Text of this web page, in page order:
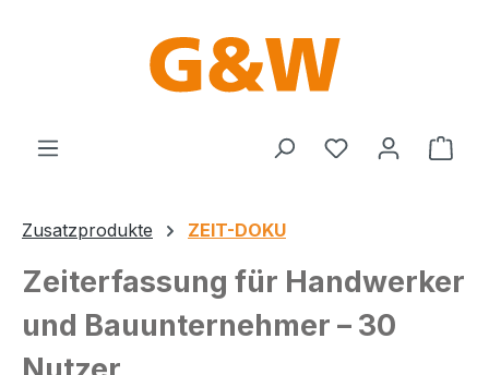
Du hast 0
Zusatzprodukte ZEIT-DOKU
Zeiterfassung für Handwerker
und Bauunternehmer – 30